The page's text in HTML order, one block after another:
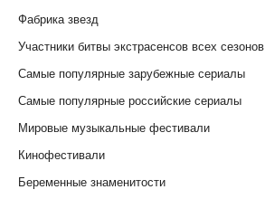
Фабрика звезд
Участники битвы экстрасенсов всех сезонов
Самые популярные зарубежные сериалы
Самые популярные российские сериалы
Мировые музыкальные фестивали
Кинофестивали
Беременные знаменитости